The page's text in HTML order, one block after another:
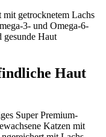
mit getrocknetem Lachs
3- und Omega-6-
gesunde Haut
Haut
Super Premium-
Katzen mit